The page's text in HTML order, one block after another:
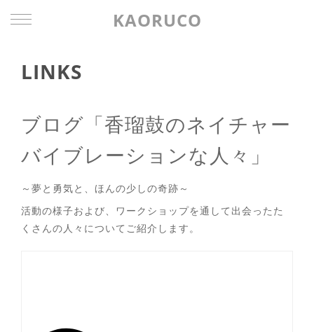
KAORUCO
LINKS
ブログ「香瑠鼓のネイチャー
バイブレーションな人々」
～夢と勇気と、ほんの少しの奇跡～
活動の様子および、ワークショップを通して出会ったた
くさんの人々についてご紹介します。